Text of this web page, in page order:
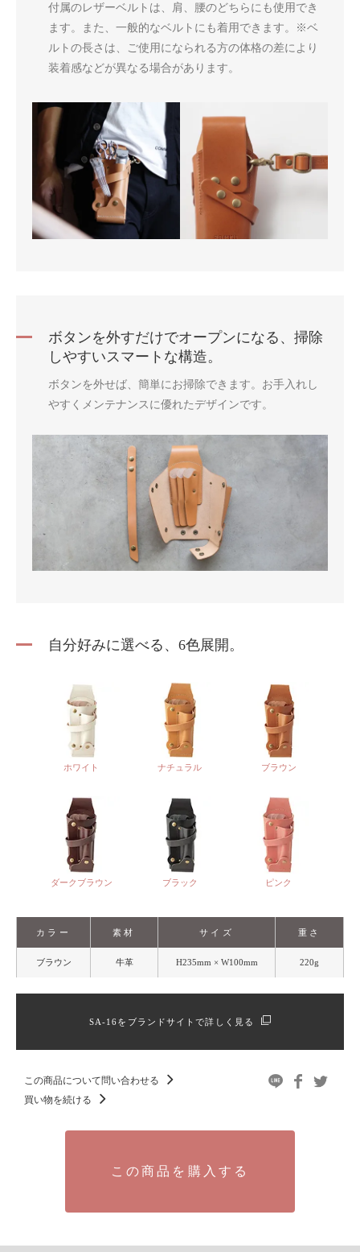
付属のレザーベルトは、肩、腰のどちらにも使用でき
ます。また、一般的なベルトにも着用できます。※ベ
ルトの長さは、ご使用になられる方の体格の差により
装着感などが異なる場合があります。
ボタンを外すだけでオープンになる、掃除
しやすいスマートな構造。
ボタンを外せば、簡単にお掃除できます。お手入れし
やすくメンテナンスに優れたデザインです。
自分好みに選べる、6色展開。
ホワイト ナチュラル ブラウン
ダークブラウン ブラック ピンク
カラー 素材 サイズ 重さ
ブラウン 牛革 H235mm × W100mm 220g
SA-16をブランドサイトで詳しく見る
この商品を購入する
この商品について問い合わせる
買い物を続ける